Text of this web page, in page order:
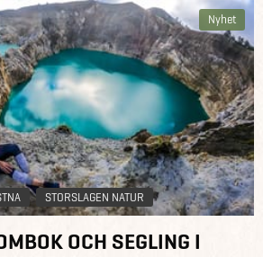
Nyhet
STORSLAGEN NATUR
OCH SEGLING I